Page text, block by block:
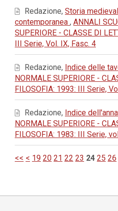
Redazione, Storia
contemporanea , ANNALI
SUPERIORE - CLASSE DI
III Serie, Vol. IX, Fasc. 4
Redazione, Indice delle
NORMALE SUPERIORE -
FILOSOFIA: 1993: III Serie,
Redazione, Indice
NORMALE SUPERIORE -
FILOSOFIA: 1983: III Serie,
<< < 19 20 21 22 23 24 25 26